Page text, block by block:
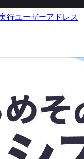
行ユーザーアドレス